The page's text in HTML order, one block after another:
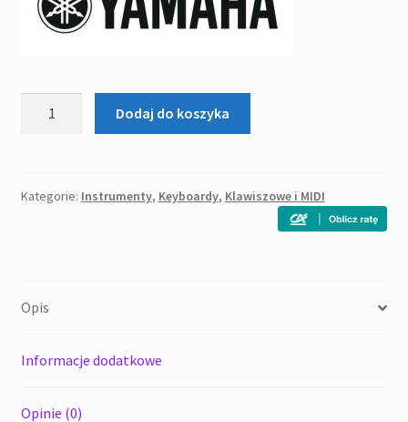
Keyboard
Dodaj do koszyka
Kategorie: Instrumenty, Keyboardy, Klawiszowe i MIDI
Opis
Informacje dodatkowe
Opinie (0)